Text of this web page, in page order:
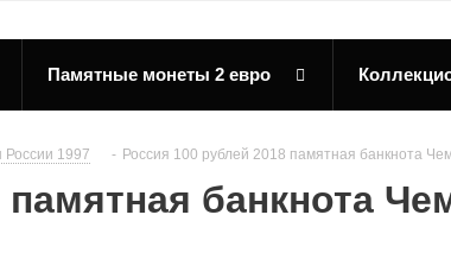
Памятные монеты 2 евро
России 1997 - Россия 100 рублей 2018 памятная банкнота
банкнота